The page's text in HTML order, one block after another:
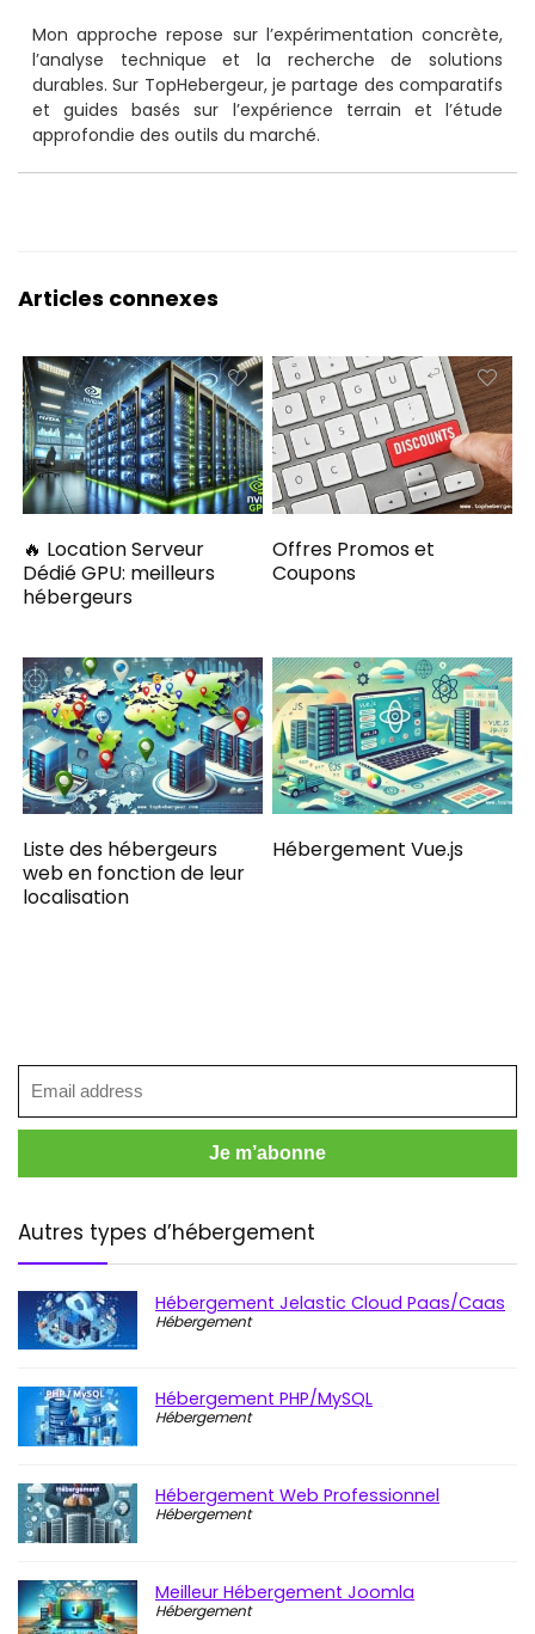
Mon approche repose sur l’expérimentation concrète,
l’analyse technique et la recherche de solutions
durables. Sur TopHebergeur, je partage des comparatifs
et guides basés sur l’expérience terrain et l’étude
approfondie des outils du marché.
Articles connexes
🔥 Location Serveur
Dédié GPU: meilleurs
hébergeurs
Offres Promos et
Coupons
Liste des hébergeurs
web en fonction de leur
localisation
Hébergement Vue.js
Autres types d’hébergement
Hébergement Jelastic Cloud Paas/Caas
Hébergement
Hébergement PHP/MySQL
Hébergement
Hébergement Web Professionnel
Hébergement
Meilleur Hébergement Joomla
Hébergement